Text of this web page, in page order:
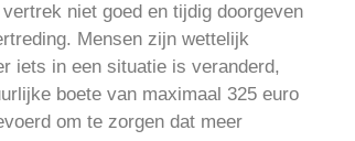
niet goed en tijdig doorgeven
Mensen zijn wettelijk
iets in een situatie is veranderd,
boete van maximaal 325 euro
om te zorgen dat meer